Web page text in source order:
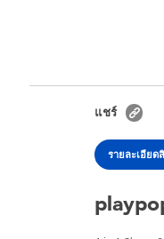
แชร์
รายละเอียด